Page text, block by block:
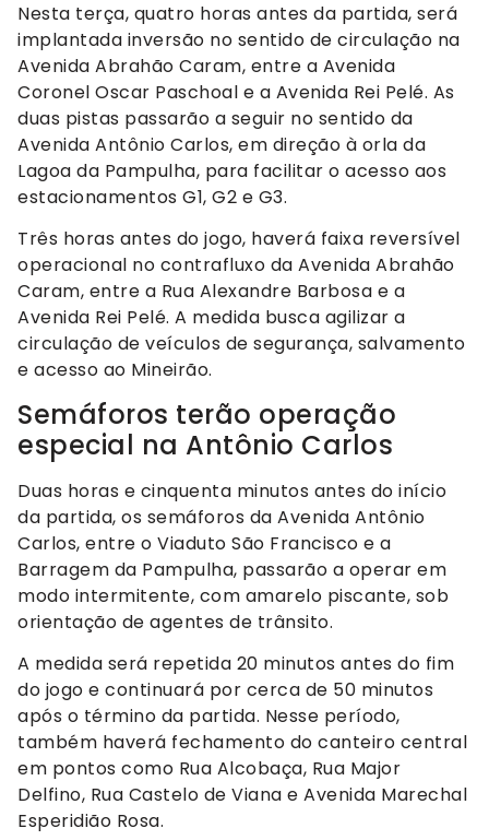
Nesta terça, quatro horas antes da partida, será
implantada inversão no sentido de circulação na
Avenida Abrahão Caram, entre a Avenida
Coronel Oscar Paschoal e a Avenida Rei Pelé. As
duas pistas passarão a seguir no sentido da
Avenida Antônio Carlos, em direção à orla da
Lagoa da Pampulha, para facilitar o acesso aos
estacionamentos G1, G2 e G3.
Três horas antes do jogo, haverá faixa reversível
operacional no contrafluxo da Avenida Abrahão
Caram, entre a Rua Alexandre Barbosa e a
Avenida Rei Pelé. A medida busca agilizar a
circulação de veículos de segurança, salvamento
e acesso ao Mineirão.
Semáforos terão operação
especial na Antônio Carlos
Duas horas e cinquenta minutos antes do início
da partida, os semáforos da Avenida Antônio
Carlos, entre o Viaduto São Francisco e a
Barragem da Pampulha, passarão a operar em
modo intermitente, com amarelo piscante, sob
orientação de agentes de trânsito.
A medida será repetida 20 minutos antes do fim
do jogo e continuará por cerca de 50 minutos
após o término da partida. Nesse período,
também haverá fechamento do canteiro central
em pontos como Rua Alcobaça, Rua Major
Delfino, Rua Castelo de Viana e Avenida Marechal
Esperidião Rosa.